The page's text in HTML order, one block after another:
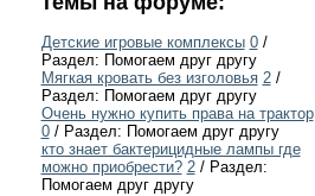
Детские игровые комплексы 0/
Раздел: Помогаем друг другу
Мягкая кровать без изголовья 2/
Раздел: Помогаем друг другу
Очень нужно купить права на трактор
0/ Раздел: Помогаем друг другу
кто знает бактерицидные лампы где
можно приобрести? 2/ Раздел:
Помогаем друг другу